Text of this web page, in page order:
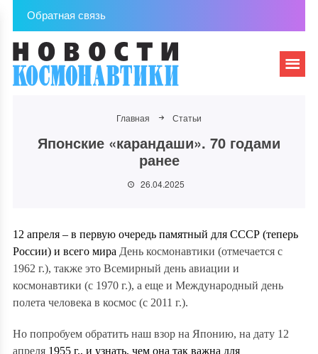
Обратная связь
Главная Статьи
Японские «карандаши». 70 годами
ранее
26.04.2025
12 апреля – в первую очередь памятный для СССР (теперь
России) и всего мира День космонавтики (отмечается с
1962 г.), также это Всемирный день авиации и
космонавтики (с 1970 г.), а еще и Международный день
полета человека в космос (с 2011 г.).
Но попробуем обратить наш взор на Японию, на дату 12
апреля 1955 г., и узнать, чем она так важна для